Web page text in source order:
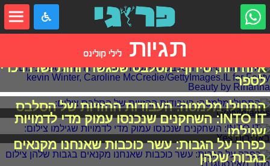
תגיות לילי קולינס
איזה רוח, טירוף: הסלבס שפגשו רוחות ושרדו כדי
לספר
התחילו מלמטה: העבודות ההזויות של הסלבס
INTO IT: השחקנים שנכנסו עמוק מדי לדמויות
שגילמו
כפרה על הגבות: עשר כוכבות שאנחנו מקנאים
בגבות שלהן